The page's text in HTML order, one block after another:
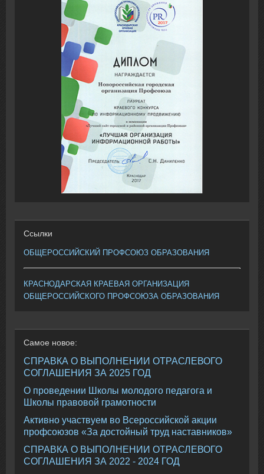
Ссылки
ОБЩЕРОССИЙСКИЙ ПРОФСОЮЗ ОБРАЗОВАНИЯ
КРАСНОДАРСКАЯ КРАЕВАЯ ОРГАНИЗАЦИЯ
ОБЩЕРОССИЙСКОГО ПРОФСОЮЗА ОБРАЗОВАНИЯ
Самое новое:
СПРАВКА О ВЫПОЛНЕНИИ ОТРАСЛЕВОГО
СОГЛАШЕНИЯ ЗА 2025 ГОД
О проведении Школы молодого педагога и
Школы правовой грамотности
Активно участвуем во Всероссийской акции
профсоюзов «За достойный труд наставников»
СПРАВКА О ВЫПОЛНЕНИИ ОТРАСЛЕВОГО
СОГЛАШЕНИЯ ЗА 2022 - 2024 ГОД